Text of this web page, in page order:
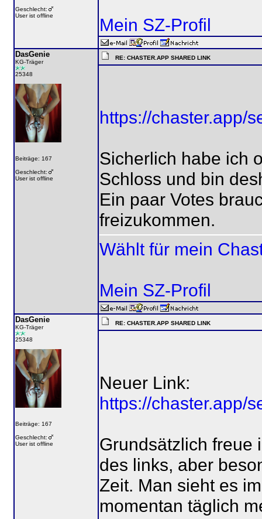
Geschlecht:
User ist offline
Mein SZ-Profil
DasGenie
KG-Träger
25348
Beiträge: 167
Geschlecht:
User ist offline
RE: CHASTER.APP SHARED LINK
https://chaster.app/
Sicherlich habe ich
Schloss und bin
Ein paar Votes
freizukommen.
Wählt für mein
Mein SZ-Profil
DasGenie
KG-Träger
25348
Beiträge: 167
Geschlecht:
User ist offline
RE: CHASTER.APP SHARED LINK
Neuer Link:
https://chaster.app/
Grundsätzlich freue
des links, aber
Zeit. Man sieht es
momentan täglich